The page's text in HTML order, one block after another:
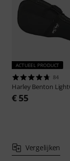
ACTUEEL PRODUCT
84
Harley Benton
€ 55
Vergelijken